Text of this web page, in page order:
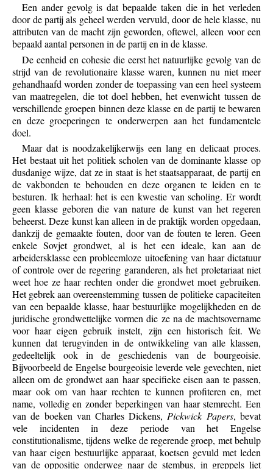
Een ander gevolg is dat bepaalde taken die in het verleden
door de partij als geheel werden vervuld, door de hele klasse, nu
attributen van de macht zijn geworden, oftewel, alleen voor een
bepaald aantal personen in de partij en in de klasse.
De eenheid en cohesie die eerst het natuurlijke gevolg van de
strijd van de revolutionaire klasse waren, kunnen nu niet meer
gehandhaafd worden zonder de toepassing van een heel systeem
van maatregelen, die tot doel hebben, het evenwicht tussen de
verschillende groepen binnen deze klasse en de partij te bewaren
en deze groeperingen te onderwerpen aan het fundamentele
doel.
Maar dat is noodzakelijkerwijs een lang en delicaat proces.
Het bestaat uit het politiek scholen van de dominante klasse op
dusdanige wijze, dat ze in staat is het staatsapparaat, de partij en
de vakbonden te behouden en deze organen te leiden en te
besturen. Ik herhaal: het is een kwestie van scholing. Er wordt
geen klasse geboren die van nature de kunst van het regeren
beheerst. Deze kunst kan alleen in de praktijk worden opgedaan,
dankzij de gemaakte fouten, door van de fouten te leren. Geen
enkele Sovjet grondwet, al is het een ideale, kan aan de
arbeidersklasse een probleemloze uitoefening van haar dictatuur
of controle over de regering garanderen, als het proletariaat niet
weet hoe ze haar rechten onder die grondwet moet gebruiken.
Het gebrek aan overeenstemming tussen de politieke capaciteiten
van een bepaalde klasse, haar bestuurlijke mogelijkheden en de
juridische grondwettelijke vormen die ze na de machtsovername
voor haar eigen gebruik instelt, zijn een historisch feit. We
kunnen dat terugvinden in de ontwikkeling van alle klassen,
gedeeltelijk ook in de geschiedenis van de bourgeoisie.
Bijvoorbeeld de Engelse bourgeoisie leverde vele gevechten, niet
alleen om de grondwet aan haar specifieke eisen aan te passen,
maar ook om van haar rechten te kunnen profiteren en, met
name, volledig en zonder beperkingen van haar stemrecht. Een
van de boeken van Charles Dickens, Pickwick Papers, bevat
vele incidenten in deze periode van het Engelse
constitutionalisme, tijdens welke de regerende groep, met behulp
van haar eigen bestuurlijke apparaat, koetsen gevuld met leden
van de oppositie onderweg naar de stembus, in greppels liet